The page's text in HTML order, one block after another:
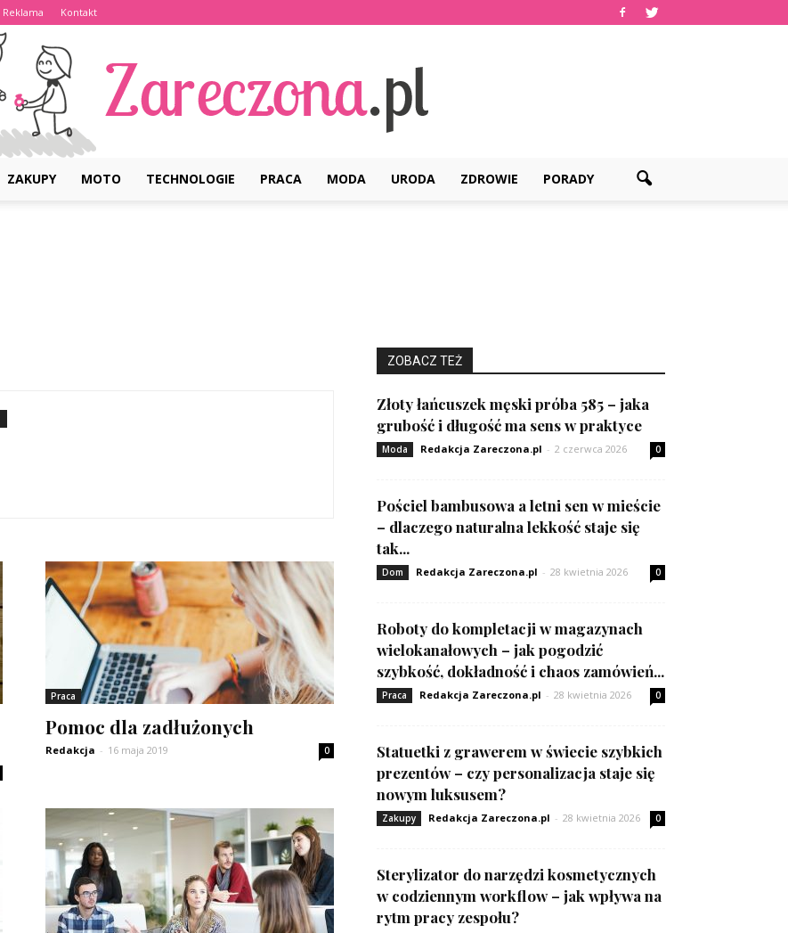
Reklama Kontakt
ZAKUPY MOTO TECHNOLOGIE PRACA MODA URODA ZDROWIE PORADY
Praca
Pomoc dla zadłużonych
Redakcja - 16 maja 2019 0
ZOBACZ TEŻ
Złoty łańcuszek męski próba 585 – jaka
grubość i długość ma sens w praktyce
Moda Redakcja Zareczona.pl - 2 czerwca 2026 0
Pościel bambusowa a letni sen w mieście
– dlaczego naturalna lekkość staje się
tak...
Dom Redakcja Zareczona.pl - 28 kwietnia 2026 0
Roboty do kompletacji w magazynach
wielokanałowych – jak pogodzić
szybkość, dokładność i chaos zamówień...
Praca Redakcja Zareczona.pl - 28 kwietnia 2026 0
Statuetki z grawerem w świecie szybkich
prezentów – czy personalizacja staje się
nowym luksusem?
Zakupy Redakcja Zareczona.pl - 28 kwietnia 2026 0
Sterylizator do narzędzi kosmetycznych
w codziennym workflow – jak wpływa na
rytm pracy zespołu?